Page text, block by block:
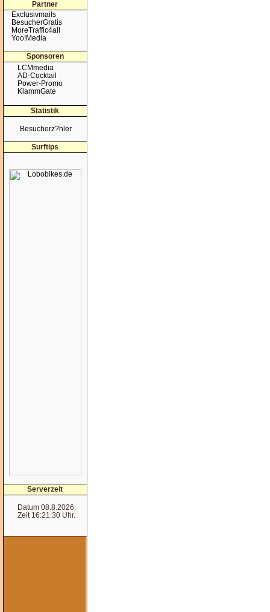
Partner
Exclusivmails
BesucherGratis
MoreTraffic4all
Yoo!Media
Sponsoren
LCMmedia
AD-Cocktail
Power-Promo
KlammGate
Statistik
Besucherz?hler
Surftips
Serverzeit
Datum 08.8.2026.
Zeit 16:21:30 Uhr.